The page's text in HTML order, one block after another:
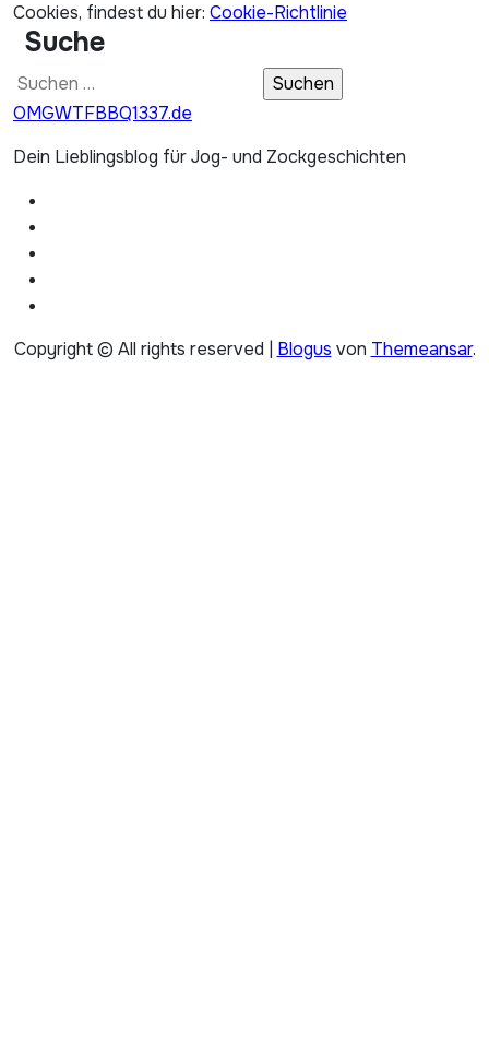
Cookies, findest du hier: Cookie-Richtlinie
Suche
Suchen
nach:
OMGWTFBBQ1337.de
Dein Lieblingsblog für Jog- und Zockgeschichten
Copyright © All rights reserved Blogus von Themeansar.